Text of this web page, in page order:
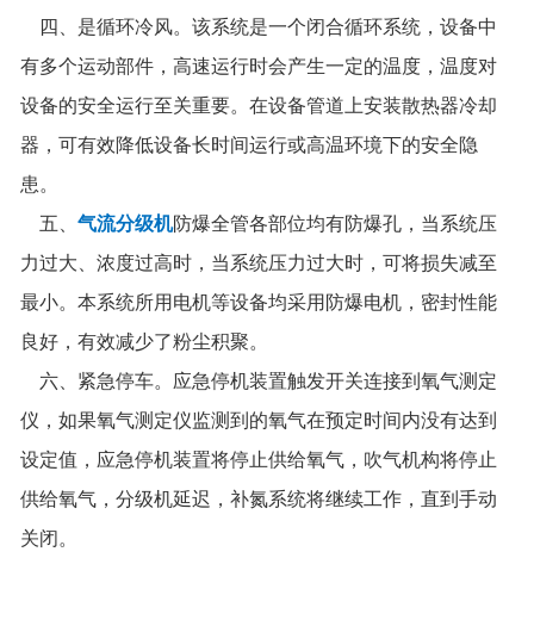
四、是循环冷风。该系统是一个闭合循环系统，设备中
有多个运动部件，高速运行时会产生一定的温度，温度对
设备的安全运行至关重要。在设备管道上安装散热器冷却
器，可有效降低设备长时间运行或高温环境下的安全隐
患。
五、 气流分级机防爆全管各部位均有防爆孔，当系统压
力过大、浓度过高时，当系统压力过大时，可将损失减至
最小。本系统所用电机等设备均采用防爆电机，密封性能
良好，有效减少了粉尘积聚。
六、紧急停车。应急停机装置触发开关连接到氧气测定
仪，如果氧气测定仪监测到的氧气在预定时间内没有达到
设定值，应急停机装置将停止供给氧气，吹气机构将停止
供给氧气，分级机延迟，补氮系统将继续工作，直到手动
关闭。